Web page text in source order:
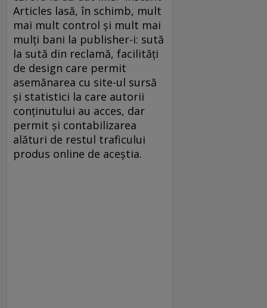
Articles lasă, în schimb, mult
mai mult control şi mult mai
mulţi bani la publisher-i: sută
la sută din reclamă, facilităţi
de design care permit
asemănarea cu site-ul sursă
şi statistici la care autorii
conţinutului au acces, dar
permit şi contabilizarea
alături de restul traficului
produs online de aceştia.